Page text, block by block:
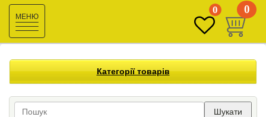
Toggle
navigation
0 0
Категорії товарів
Шукати